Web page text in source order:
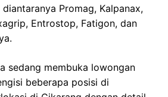
Promag, Kalpanax,
Entrostop, Fatigon, dan
sedang membuka lowongan
beberapa posisi di